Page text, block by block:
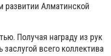
развитии Алматинской
Получая награду из рук
всего коллектива